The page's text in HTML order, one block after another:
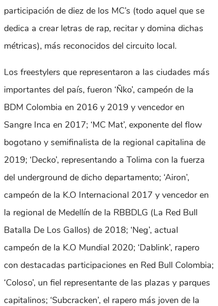
participación de diez de los MC’s (todo aquel que se
dedica a crear letras de rap, recitar y domina dichas
métricas), más reconocidos del circuito local.
Los freestylers que representaron a las ciudades más
importantes del país, fueron ‘Ñko’, campeón de la
BDM Colombia en 2016 y 2019 y vencedor en
Sangre Inca en 2017; ‘MC Mat’, exponente del flow
bogotano y semifinalista de la regional capitalina de
2019; ‘Decko’, representando a Tolima con la fuerza
del underground de dicho departamento; ‘Airon’,
campeón de la K.O Internacional 2017 y vencedor en
la regional de Medellín de la RBBDLG (La Red Bull
Batalla De Los Gallos) de 2018; ‘Neg’, actual
campeón de la K.O Mundial 2020; ‘Dablink’, rapero
con destacadas participaciones en Red Bull Colombia;
‘Coloso’, un fiel representante de las plazas y parques
capitalinos; ‘Subcracken’, el rapero más joven de la